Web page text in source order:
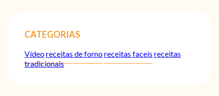
CATEGORIAS
Vídeoreceitas de fornoreceitas faceis receitas
tradicionais